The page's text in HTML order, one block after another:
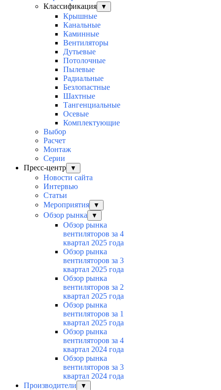
Классификация
▼
Крышные
Канальные
Каминные
Вентиляторы
Дутьевые
Потолочные
Пылевые
Радиальные
Безлопастные
Шахтные
Тангенциальные
Осевые
Комплектующие
Выбор
Расчет
Монтаж
Серии
Пресс-центр
▼
Новости сайта
Интервью
Статьи
Мероприятия
▼
Обзор рынка ▼
Обзор рынка
вентиляторов за 4
квартал 2025 года
Обзор рынка
вентиляторов за 3
квартал 2025 года
Обзор рынка
вентиляторов за 2
квартал 2025 года
Обзор рынка
вентиляторов за 1
квартал 2025 года
Обзор рынка
вентиляторов за 4
квартал 2024 года
Обзор рынка
вентиляторов за 3
квартал 2024 года
Производители
▼